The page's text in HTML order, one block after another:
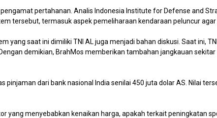
pertahanan. Analis Indonesia Institute for Defense and
tersebut, termasuk aspek pemeliharaan kendaraan peluncur
saat ini dimiliki TNI AL juga menjadi bahan diskusi. Saat ini,
demikian, BrahMos memberikan tambahan jangkauan
dari bank nasional India senilai 450 juta dolar AS. Nilai
menyebabkan kenaikan harga, apakah terkait peningkatan